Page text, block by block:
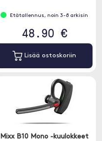
Etätallennus, noin 3-8 arkisin
48.90 €
Lisää ostoskoriin
Mixx B10 Mono -kuulokkeet